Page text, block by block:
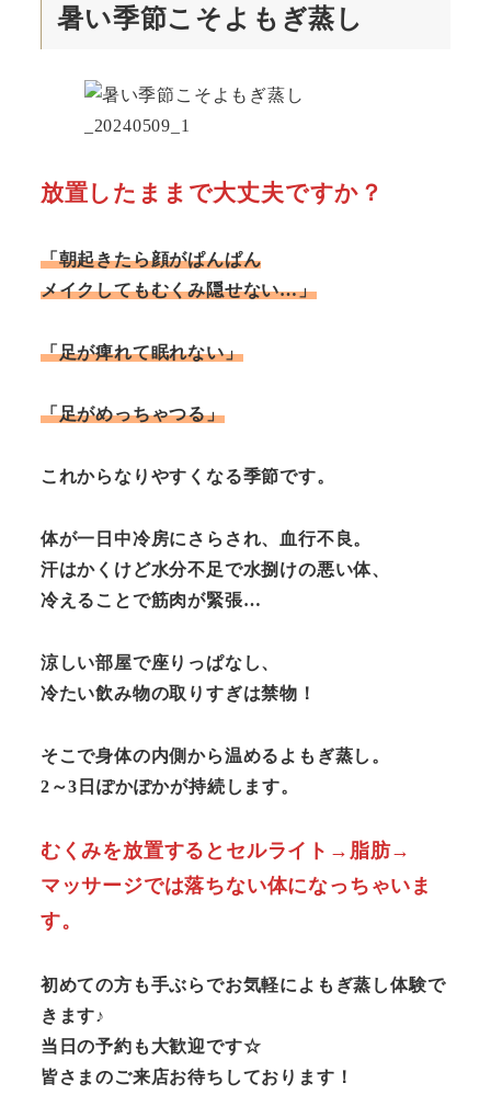
暑い季節こそよもぎ蒸し
放置したままで大丈夫ですか？
「朝起きたら顔がぱんぱん
メイクしてもむくみ隠せない…」
「足が痺れて眠れない」
「足がめっちゃつる」
これからなりやすくなる季節です。
体が一日中冷房にさらされ、血行不良。
汗はかくけど水分不足で水捌けの悪い体、
冷えることで筋肉が緊張…
涼しい部屋で座りっぱなし、
冷たい飲み物の取りすぎは禁物！
そこで身体の内側から温めるよもぎ蒸し。
2～3日ぽかぽかが持続します。
むくみを放置するとセルライト→脂肪→
マッサージでは落ちない体になっちゃいま
す。
初めての方も手ぶらでお気軽によもぎ蒸し体験で
きます♪
当日の予約も大歓迎です☆
皆さまのご来店お待ちしております！